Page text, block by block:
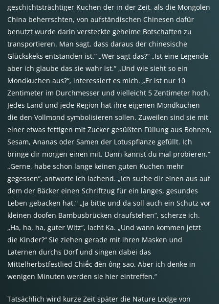
geschichtsträchtiger Kuchen der in der Zeit, als die Mongolen
China beherrschten, von aufständischen Chinesen dafür
benutzt wurde darin versteckte geheime Botschaften zu
transportieren. Man sagt, dass daraus der chinesische
Glückskeks entstanden ist.“ „Wer sagt das?“ „Ist eine Legende
aber ich glaube das sie wahr ist.“ „Und wie sieht so ein
Mondkuchen aus?“, interessiert es mich. „Er ist nur 10
Zentimeter im Durchmesser und vielleicht 5 Zentimeter hoch.
Jedes Land und jede Region hat ihre eigenen Mondkuchen
die den Vollmond symbolisieren sollen. Zuweilen sind sie mit
einer etwas fettigen mit Zucker gesüßten Füllung aus Bohnen,
Sesam, Ananas oder Samen der Lotuspflanze gefüllt. Ich
bringe dir morgen einen mit. Dann kannst du mal probieren.“
„Gerne, habe schon lange keinen guten Kuchen mehr
gegessen“, antworte ich lachend. „Ich suche dir einen aus auf
dem der Bäcker einen Schriftzug für ein langes, gesundes
Leben gebacken hat.“ „Ja bitte und da soll auch ein Schutz vor
kleinen doofen Bambusbrücken draufstehen“, scherze ich.
„Ha, ha, ha, guter Witz“, lacht Ka. „Und wann kommen jetzt
die Kinder?“ Sie ziehen gerade mit ihren Masken und
Laternen durchs Dorf und singen dabei das
Mittelherbstfestlied Chiếc đèn ông sao. Aber ich denke in
wenigen Minuten werden sie hier eintreffen.“
Tatsächlich wird kurze Zeit später die Nature Lodge von